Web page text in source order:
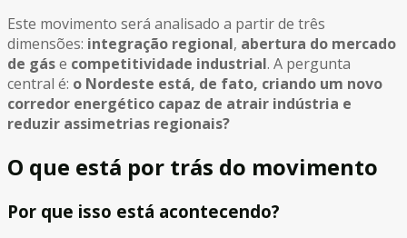
Este movimento será analisado a partir de três
dimensões: integração regional, abertura do mercado
de gáse competitividade industrial. A pergunta
central é: o Nordeste está, de fato, criando um novo
corredor energético capaz de atrair indústria e
reduzir assimetrias regionais?
O que está por trás do movimento
Por que isso está acontecendo?